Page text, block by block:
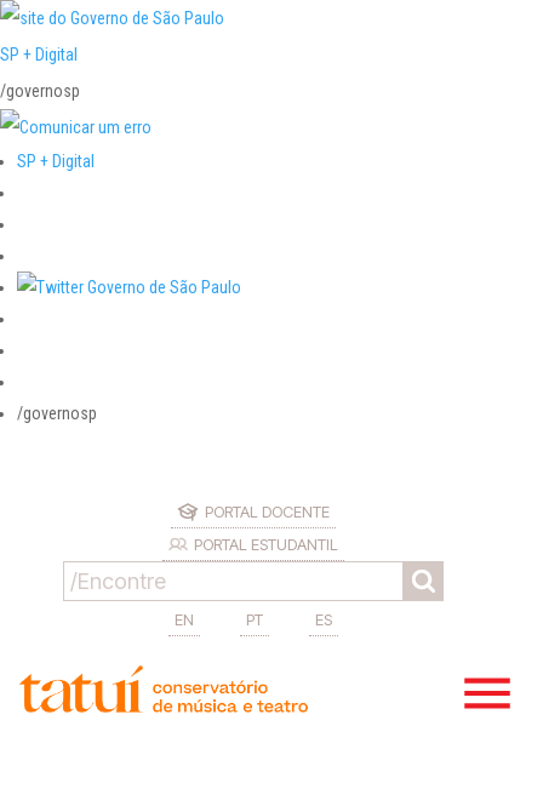
SP + Digital
/governosp
SP + Digital
/governosp
PORTAL DOCENTE
PORTAL ESTUDANTIL
EN PT ES